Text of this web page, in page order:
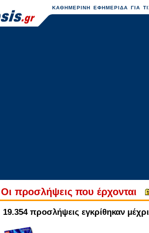
ΚΑΘΗΜΕΡΙΝΗ ΕΦΗΜΕΡΙΔΑ ΓΙΑ
Οι προσλήψεις που έρχονται
19.354 προσλήψεις εγκρίθηκαν